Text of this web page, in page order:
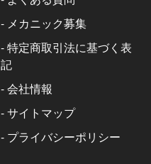
- メカニック募集
-特定商取引法に基づく表
記
-会社情報
-サイトマップ
- プライバシーポリシー